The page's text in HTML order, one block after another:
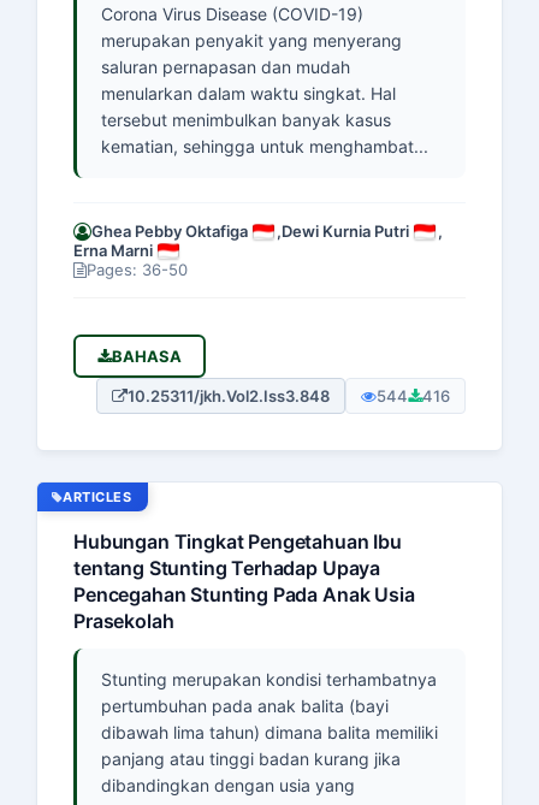
Corona Virus Disease (COVID-19)
merupakan penyakit yang menyerang
saluran pernapasan dan mudah
menularkan dalam waktu singkat. Hal
tersebut menimbulkan banyak kasus
kematian, sehingga untuk menghambat...
Ghea Pebby Oktafiga ,Dewi Kurnia Putri
,
Erna Marni
Pages: 36-50
BAHASA
10.25311/jkh.Vol2.Iss3.848 544 416
ARTICLES
Hubungan Tingkat Pengetahuan Ibu
tentang Stunting Terhadap Upaya
Pencegahan Stunting Pada Anak Usia
Prasekolah
Stunting merupakan kondisi terhambatnya
pertumbuhan pada anak balita (bayi
dibawah lima tahun) dimana balita memiliki
panjang atau tinggi badan kurang jika
dibandingkan dengan usia yang